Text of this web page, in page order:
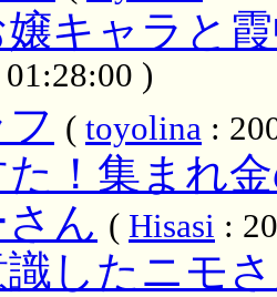
キャラと
)
( toyolina :
！集まれ
ん ( Hisasi :
したニモ